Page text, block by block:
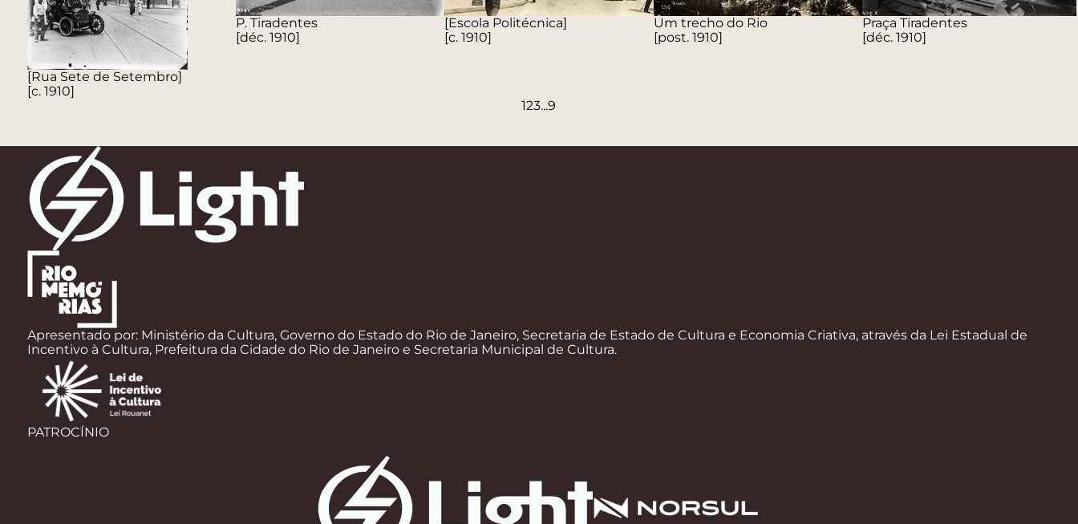
[Rua Sete de Setembro]
[c. 1910]
P. Tiradentes
[déc. 1910]
[Escola Politécnica]
[c. 1910]
Um trecho do Rio
[post. 1910]
Praça Tiradentes
[déc. 1910]
123...9
Apresentado por: Ministério da Cultura, Governo do Estado do Rio de Janeiro, Secretaria de Estado de Cultura e Economia Criativa, através da Lei Estadual de
Incentivo à Cultura, Prefeitura da Cidade do Rio de Janeiro e Secretaria Municipal de Cultura.
PATROCÍNIO